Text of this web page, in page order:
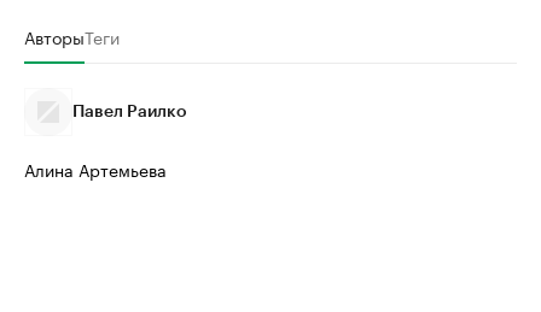
АвторыТеги
Павел Раилко
Алина Артемьева